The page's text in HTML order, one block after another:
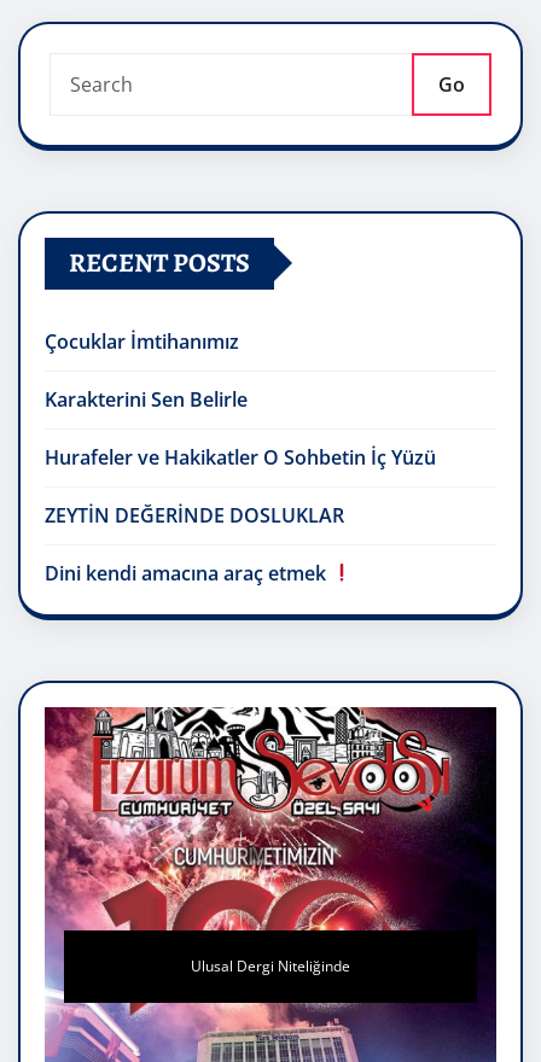
Go
RECENT POSTS
Çocuklar İmtihanımız
Karakterini Sen Belirle
Hurafeler ve Hakikatler O Sohbetin İç Yüzü
ZEYTİN DEĞERİNDE DOSLUKLAR
Dini kendi amacına araç etmek
Ulusal Dergi Niteliğinde